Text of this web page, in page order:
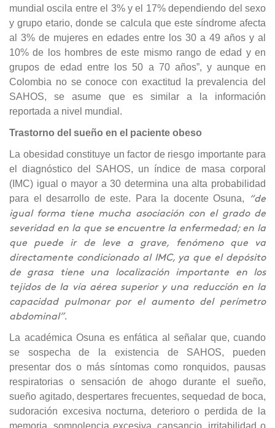
mundial oscila entre el 3% y el 17% dependiendo del sexo
y grupo etario, donde se calcula que este síndrome afecta
al 3% de mujeres en edades entre los 30 a 49 años y al
10% de los hombres de este mismo rango de edad y en
grupos de edad entre los 50 a 70 años”, y aunque en
Colombia no se conoce con exactitud la prevalencia del
SAHOS, se asume que es similar a la información
reportada a nivel mundial.
Trastorno del sueño en el paciente obeso
La obesidad constituye un factor de riesgo importante para
el diagnóstico del SAHOS, un índice de masa corporal
(IMC) igual o mayor a 30 determina una alta probabilidad
para el desarrollo de este. Para la docente Osuna,
“de
igual forma tiene mucha asociación con el grado de
severidad en la que se encuentre la enfermedad; en la
que puede ir de leve a grave, fenómeno que va
directamente condicionado al IMC, ya que el depósito
de grasa tiene una localización importante en los
tejidos de la vía aérea superior y una reducción en la
capacidad pulmonar por el aumento del perímetro
abdominal”.
La académica Osuna es enfática al señalar que, cuando
se sospecha de la existencia de SAHOS, pueden
presentar dos o más síntomas como ronquidos, pausas
respiratorias o sensación de ahogo durante el sueño,
sueño agitado, despertares frecuentes, sequedad de boca,
sudoración excesiva nocturna, deterioro o perdida de la
memoria, somnolencia excesiva, cansancio, irritabilidad o